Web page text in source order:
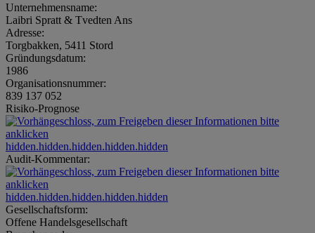
Unternehmensname:
Laibri Spratt & Tvedten Ans
Adresse:
Torgbakken, 5411 Stord
Gründungsdatum:
1986
Organisationsnummer:
839 137 052
Risiko-Prognose
hidden.hidden.hidden.hidden.hidden
Audit-Kommentar:
hidden.hidden.hidden.hidden.hidden
Gesellschaftsform:
Offene Handelsgesellschaft